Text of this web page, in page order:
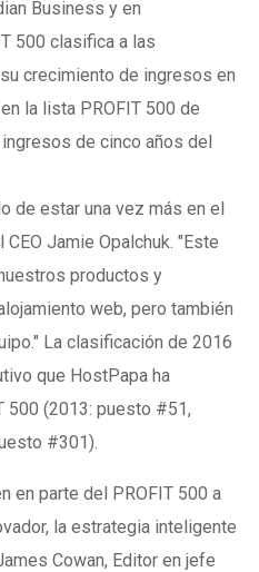
Business y en
500 clasifica a las
crecimiento de ingresos en
la lista PROFIT 500 de
de cinco años del
de estar una vez más en el
Jamie Opalchuk. "Este
productos y
web, pero también
La clasificación de 2016
que HostPapa ha
500 (2013: puesto #51,
#301).
en parte del PROFIT 500 a
la estrategia inteligente
Cowan, Editor en jefe